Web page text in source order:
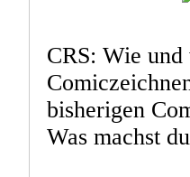
CRS: Wie
bisherigen
Was machst